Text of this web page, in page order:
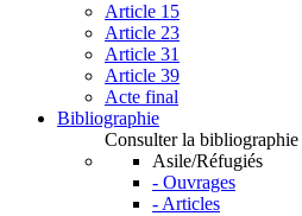
Article 15
Article 23
Article 31
Article 39
Acte final
Bibliographie
Consulter la bibliographie
Asile/Réfugiés
- Ouvrages
- Articles